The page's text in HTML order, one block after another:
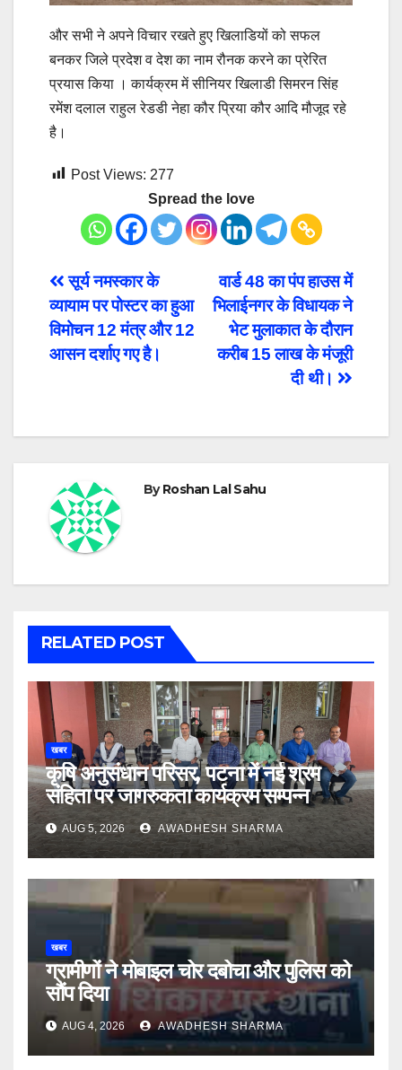
और सभी ने अपने विचार रखते हुए खिलाडियों को सफल
बनकर जिले प्रदेश व देश का नाम रौनक करने का प्रेरित
प्रयास किया । कार्यक्रम में सीनियर खिलाडी सिमरन सिंह
रमेंश दलाल राहुल रेडडी नेहा कौर प्रिया कौर आदि मौजूद रहे
है।
Post Views: 277
Spread the love
Post
navigation
वार्ड 48 का पंप हाउस में
भिलाईनगर के विधायक ने
भेट मुलाकात के दौरान
करीब 15 लाख के मंजूरी
दी थी।
सूर्य नमस्कार के
व्यायाम पर पोस्टर का हुआ
विमोचन 12 मंत्र और 12
आसन दर्शाए गए है।
ByRoshan Lal Sahu
RELATED POST
खबर
कृषि अनुसंधान परिसर, पटना में नई श्रम
संहिता पर जागरुकता कार्यक्रम सम्पन्न
AUG 5, 2026 AWADHESH SHARMA
खबर
ग्रामीणों ने मोबाइल चोर दबोचा और पुलिस को
सौंप दिया
AUG 4, 2026 AWADHESH SHARMA